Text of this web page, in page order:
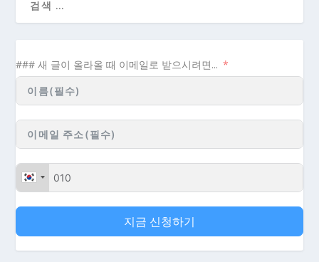
### 새 글이 올라올 때 이메일로 받으시려면...
지금 신청하기